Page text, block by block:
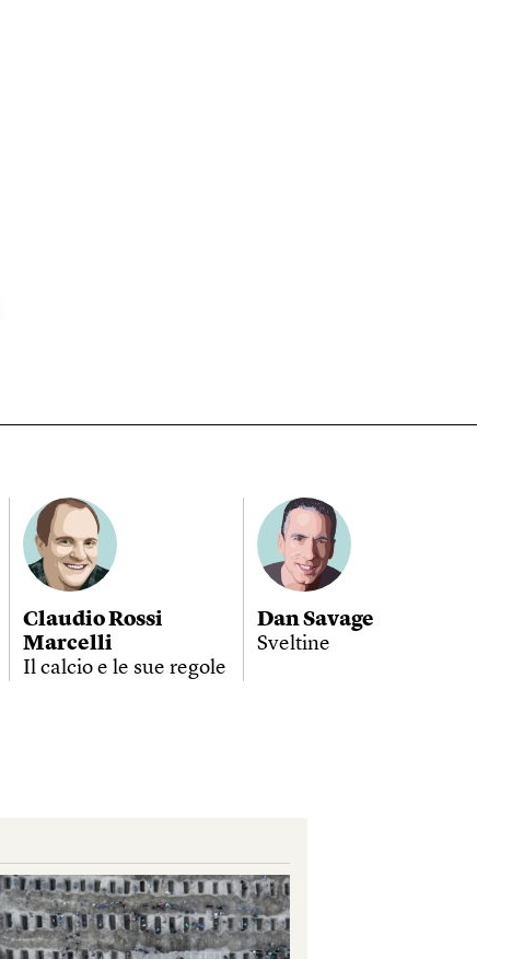
Claudio Rossi
Marcelli
Il calcio e le sue regole
Dan Savage
Sveltine